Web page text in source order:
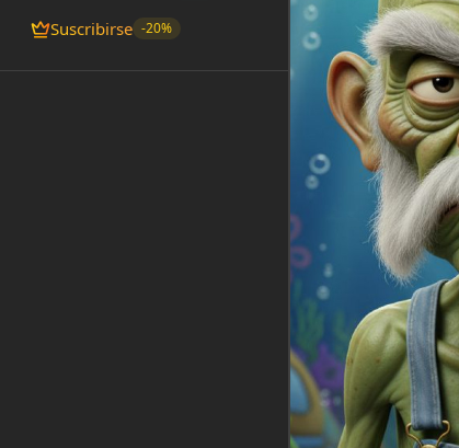
Suscribirse -20%
Intro:Stuck
to get
The distant
sending a
down like
the thick